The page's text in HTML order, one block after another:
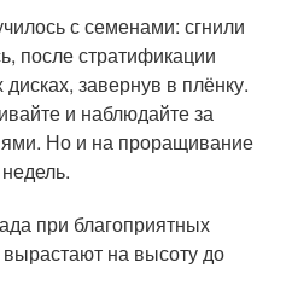
с семенами: сгнили
после стратификации
завернув в плёнку.
и наблюдайте за
Но и на проращивание
при благоприятных
на высоту до